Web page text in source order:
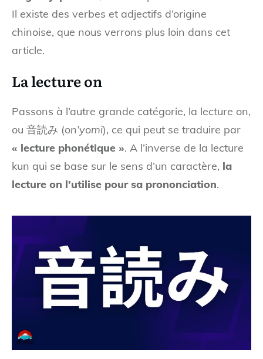
Il existe des verbes et adjectifs d’origine
chinoise, que nous verrons plus loin dans cet
article.
La lecture on
Passons à l’autre grande catégorie, la lecture on,
ou 音読み (on’yomi), ce qui peut se traduire par
« lecture phonétique ». A l’inverse de la lecture
kun qui se base sur le sens d’un caractère, la
lecture on l’utilise pour sa prononciation.